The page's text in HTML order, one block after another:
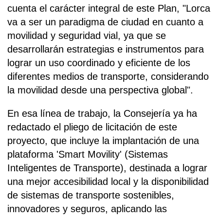
cuenta el carácter integral de este Plan, "Lorca
va a ser un paradigma de ciudad en cuanto a
movilidad y seguridad vial, ya que se
desarrollarán estrategias e instrumentos para
lograr un uso coordinado y eficiente de los
diferentes medios de transporte, considerando
la movilidad desde una perspectiva global".
En esa línea de trabajo, la Consejería ya ha
redactado el pliego de licitación de este
proyecto, que incluye la implantación de una
plataforma 'Smart Movility' (Sistemas
Inteligentes de Transporte), destinada a lograr
una mejor accesibilidad local y la disponibilidad
de sistemas de transporte sostenibles,
innovadores y seguros, aplicando las